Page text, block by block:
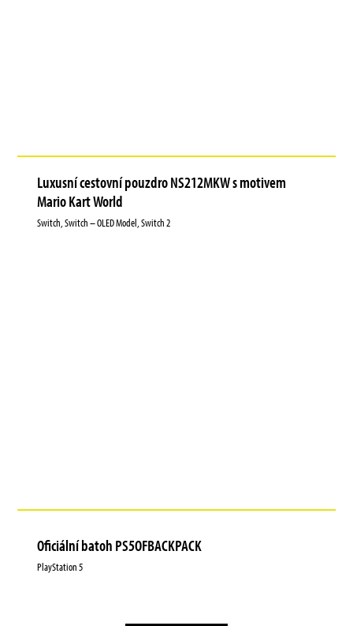
Luxusní cestovní pouzdro NS212MKW s motivem
Mario Kart World
Switch, Switch – OLED Model, Switch 2
Oficiální batoh PS5OFBACKPACK
PlayStation 5